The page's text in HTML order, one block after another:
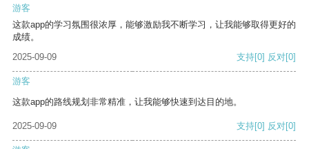
游客
这款app的学习氛围很浓厚，能够激励我不断学习，让我能够取得更好的
成绩。
2025-09-09
支持[0] 反对[0]
游客
这款app的路线规划非常精准，让我能够快速到达目的地。
2025-09-09 支持[0] 反对[0]